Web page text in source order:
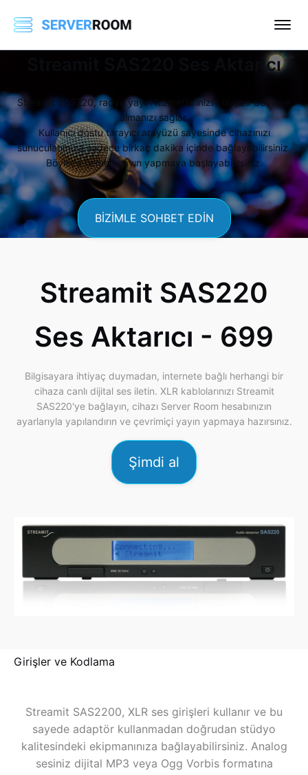
Streamit SAS220 Ses Aktarıcı
Streamit SAS220, radyo yayın hizmetlerinizi kolayca devreye
almanızı sağlar.
Kullanıcı dostu tarayıcı arayüzü sayesinde cihazınızı
sunucularımıza sadece birkaç dakika içinde bağlayabilirsiniz.
Böylece hemen yayın yapmaya başlayabilirsiniz.
BİZİMLE SOHBET EDİN
Streamit SAS220
Ses Aktarıcı - 699
Bilgisayara ihtiyaç duymadan, internete bağlı herhangi bir
cihaza canlı dijital ses iletin. XLR kablolarınızı Streamit
SAS220'ye bağlayın, cihazı Server Room hesabınızın
ayarlarıyla yapılandırın ve çevrimiçi yayın yapmaya hazırsınız.
Şimdi al
Girişler ve Kodlama
Streamit SAS2200, XLR ses girişleri kullanır ve bu
sayede adaptör kullanmadan doğrudan stüdyo
kalitesindeki ekipmanınıza bağlayabilirsiniz. Analog
sesiniz dijital MP3 veya Ogg Vorbis formatına